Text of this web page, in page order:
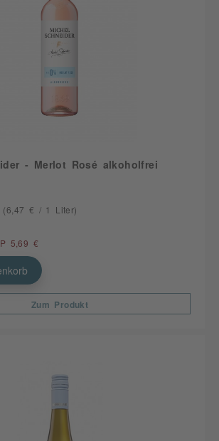
- Merlot Rosé alkoholfrei
(6,47 € / 1 Liter)
5,69 €
Zum Produkt